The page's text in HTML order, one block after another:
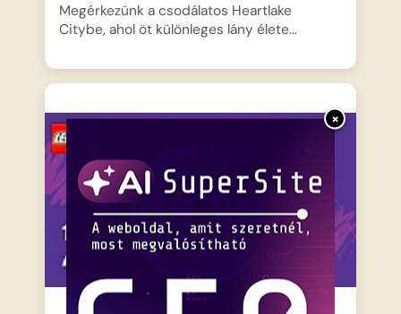
×
Megérkezünk a csodálatos Heartlake
Citybe, ahol öt különleges lány élete…